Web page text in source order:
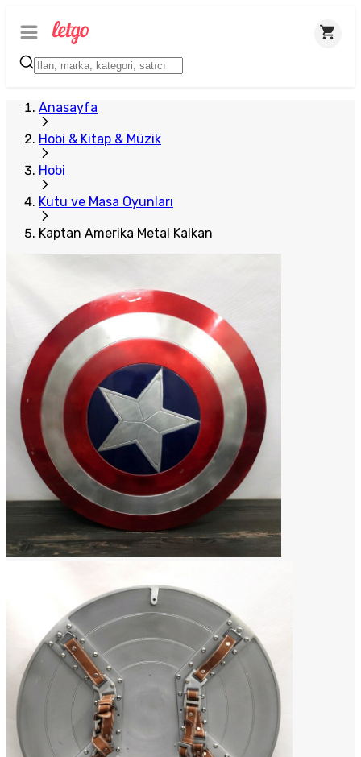
Anasayfa
Hobi & Kitap & Müzik
Hobi
Kutu ve Masa Oyunları
Kaptan Amerika Metal Kalkan
Plus Satıcı